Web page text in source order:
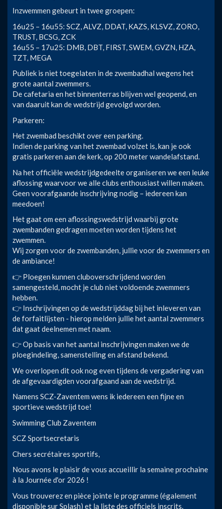
Inzwemmen gebeurt in twee groepen:
16u25 – 16u55: SCZ, ALVZ, DDAT, KAZS, KLSVZ, ZORO,
TRUST, BCSG, ZCK
16u55 – 17u25: DMB, DBT, FIRST, SWEM, GVZN, HZA,
TZT, MEGA
Publiek is niet toegelaten in de zwembadhal wegens het
grote aantal zwemmers.
De cafetaria en het binnenterras blijven wel geopend, en
van daaruit kan de wedstrijd gevolgd worden.
Parkeren:
Het zwembad beschikt over een parking.
Indien de parking van het zwembad volzet is, kan je ook
gratis parkeren aan de kerk, op 200 meter wandelafstand.
Na het officiële wedstrijdgedeelte organiseren we een leuke
aflossing waarvoor we alle clubs enthousiast willen maken.
Geen voorafgaande inschrijving nodig – iedereen kan
meedoen!
Het gaat om een aflossingswedstrijd waarbij grote
zwembanden gedragen moeten worden tijdens het
zwemmen.
Wij zorgen voor de zwembanden, jullie voor de zwemmers en
de ambiance!
👉 Ploegen kunnen cluboverschrijdend worden
samengesteld, mocht je club niet voldoende zwemmers
hebben.
👉 Inschrijvingen op de wedstrijddag bij het inleveren van
de forfaitlijsten - hierop melden jullie het aantal zwemmers
dat gaat deelnemen met naam.
👉 Op basis van het aantal inschrijvingen maken we de
ploegindeling, samenstelling en afstand bekend.
We overlopen dit ook nog even tijdens de vergadering van
de afgevaardigden voorafgaand aan de wedstrijd.
Namens SCZ-Zaventem wens ik iedereen een fijne en
sportieve wedstrijd toe!
Swimming Club Zaventem
SCZ Sportsecretaris
Chers secrétaires sportifs,
Nous avons le plaisir de vous accueillir la semaine prochaine
à la Journée d'or 2026 !
Vous trouverez en pièce jointe le programme (également
disponible sur Splash) et la liste des officiels inscrits.